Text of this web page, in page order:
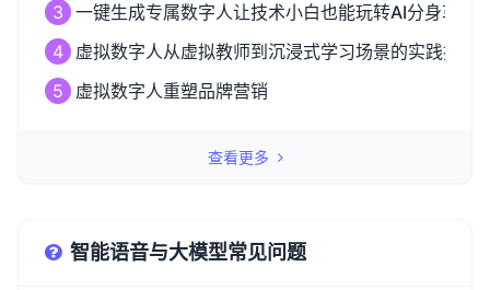
3 一键生成专属数字人让技术小白也能玩转AI分身革命
4 虚拟数字人从虚拟教师到沉浸式学习场景的实践探索
5
虚拟数字人重塑品牌营销
查看更多
智能语音与大模型常见问题